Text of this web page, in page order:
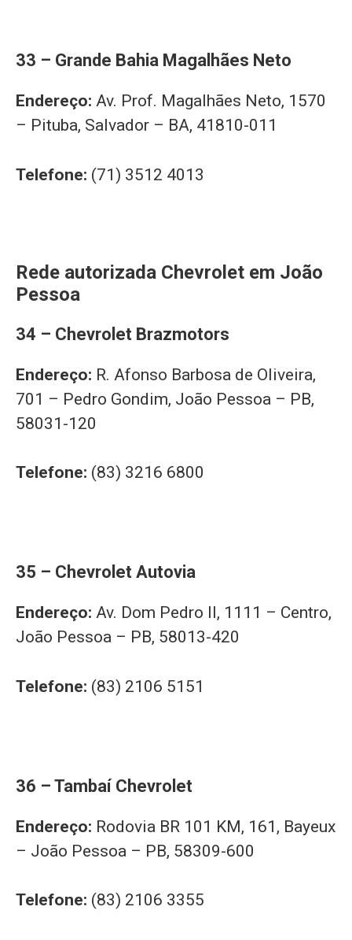
33 – Grande Bahia Magalhães Neto
Endereço: Av. Prof. Magalhães Neto, 1570
– Pituba, Salvador – BA, 41810-011
Telefone: (71) 3512 4013
Rede autorizada Chevrolet em João
Pessoa
34 – Chevrolet Brazmotors
Endereço: R. Afonso Barbosa de Oliveira,
701 – Pedro Gondim, João Pessoa – PB,
58031-120
Telefone: (83) 3216 6800
35 – Chevrolet Autovia
Endereço: Av. Dom Pedro II, 1111 – Centro,
João Pessoa – PB, 58013-420
Telefone: (83) 2106 5151
36 – Tambaí Chevrolet
Endereço: Rodovia BR 101 KM, 161, Bayeux
– João Pessoa – PB, 58309-600
Telefone: (83) 2106 3355